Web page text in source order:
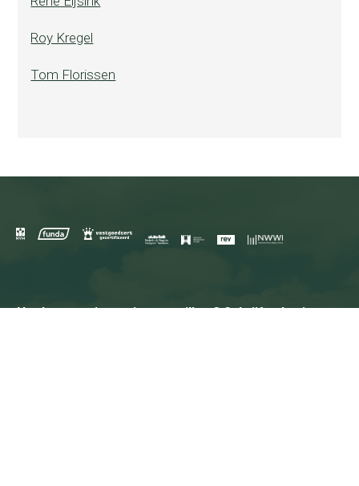
Roy Kregel
Tom Florissen
Het laatste nieuws in uw mailbox? Schrijf u dan in